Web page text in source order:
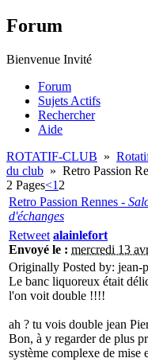
Forum
Bienvenue Invité
Forum
Sujets Actifs
Rechercher
Aide
ROTATIF-CLUB »
du club » Retro Passion
2 Pages<1 2
Retro Passion Rennes -
d'échanges
Retweet alainlefort
Envoyé le : mercredi 13
Originally Posted by: jean-
Le banc liquoreux était
l'on voit double !!!!
ah ? tu vois double jean
Bon, à y regarder de plus
système complexe de mise